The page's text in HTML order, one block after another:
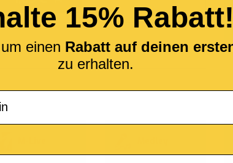
(*)
15% Rabatt!
einen Rabatt auf deinen
zu erhalten.